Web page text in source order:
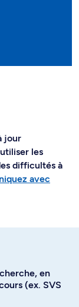
jour
les
difficultés à
avec
en
(ex. SVS